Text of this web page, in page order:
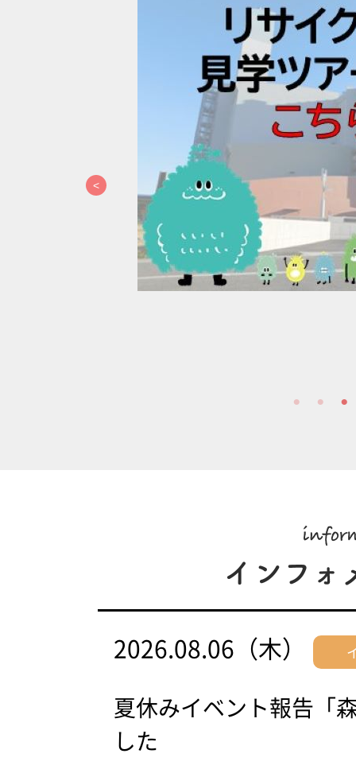
2026.08.06（木）
夏休みイベント報告「
した